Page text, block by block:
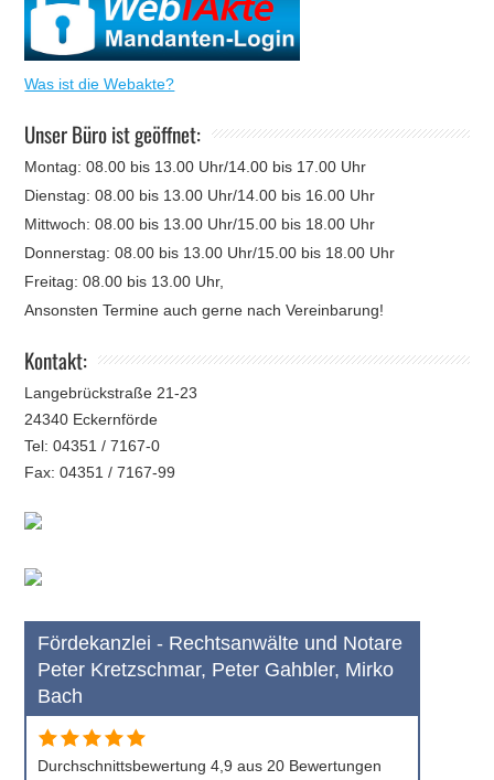
Was ist die Webakte?
Unser Büro ist geöffnet:
Montag: 08.00 bis 13.00 Uhr/14.00 bis 17.00 Uhr
Dienstag: 08.00 bis 13.00 Uhr/14.00 bis 16.00 Uhr
Mittwoch: 08.00 bis 13.00 Uhr/15.00 bis 18.00 Uhr
Donnerstag: 08.00 bis 13.00 Uhr/15.00 bis 18.00 Uhr
Freitag: 08.00 bis 13.00 Uhr,
Ansonsten Termine auch gerne nach Vereinbarung!
Kontakt:
Langebrückstraße 21-23
24340 Eckernförde
Tel: 04351 / 7167-0
Fax: 04351 / 7167-99
Fördekanzlei - Rechtsanwälte und Notare
Peter Kretzschmar, Peter Gahbler, Mirko
Bach
Durchschnittsbewertung 4,9 aus 20 Bewertungen